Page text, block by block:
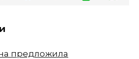
предложила